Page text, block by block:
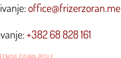
office@frizerzoran.me
+382 68 828 161